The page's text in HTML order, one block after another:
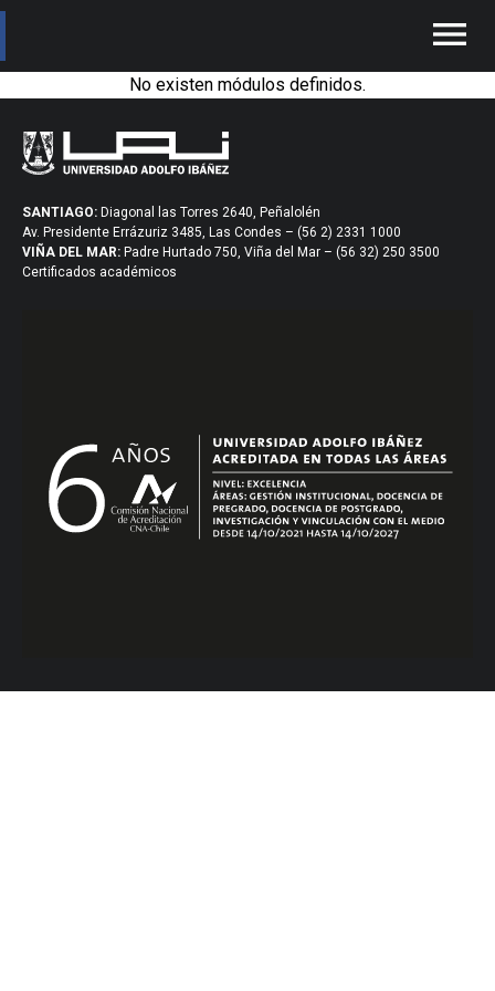
menu
No existen módulos definidos.
SANTIAGO: Diagonal las Torres 2640, Peñalolén
Av. Presidente Errázuriz 3485, Las Condes – (56 2) 2331 1000
VIÑA DEL MAR: Padre Hurtado 750, Viña del Mar – (56 32) 250 3500
Certificados académicos